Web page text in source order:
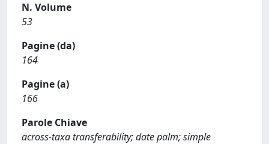
N. Volume
53
Pagine (da)
164
Pagine (a)
166
Parole Chiave
across-taxa transferability; date palm; simple